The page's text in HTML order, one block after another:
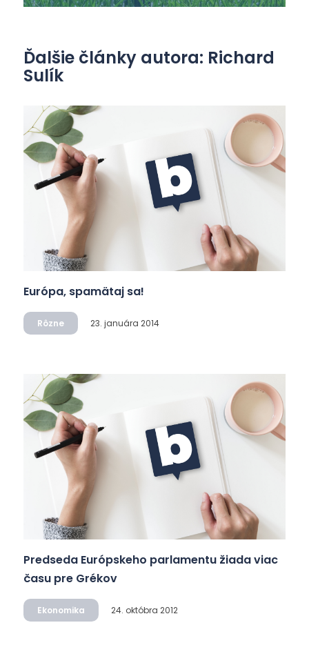
Ďalšie články autora: Richard
Sulík
Európa, spamätaj sa!
Rôzne 23. januára 2014
Predseda Európskeho parlamentu žiada viac
času pre Grékov
Ekonomika 24. októbra 2012